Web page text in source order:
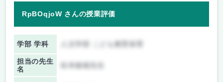
RpBOqjoW さんの授業評価
学部 学科
担当の先生
名
松本俊穂先生